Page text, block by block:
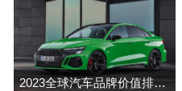
2023全球汽车品牌价值排行榜（Brand Finance